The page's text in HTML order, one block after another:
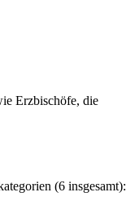
Erzbischöfe, die
(6 insgesamt):